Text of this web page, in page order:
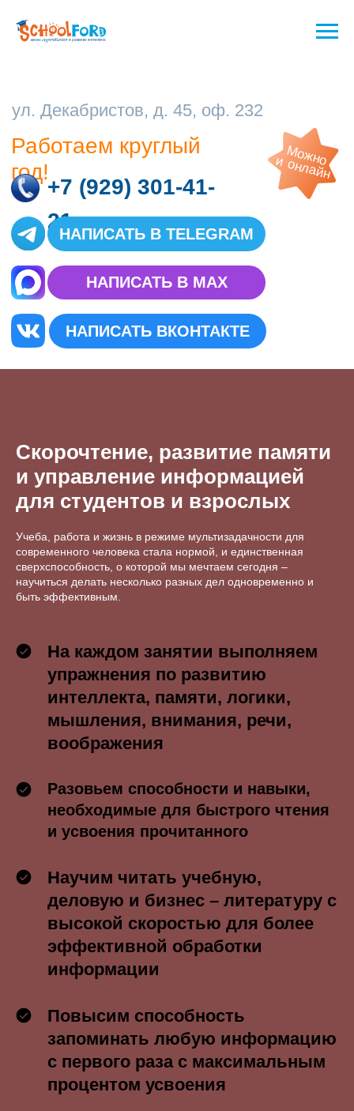
Работаем круглый
год!
+7 (929) 301-41-
21
НАПИСАТЬ В MAX
НАПИСАТЬ В TELEGRAM
Можно
и онлайн
НАПИСАТЬ ВКОНТАКТЕ
Скорочтение, развитие памяти
и управление информацией
для студентов и взрослых
Учеба, работа и жизнь в режиме мультизадачности для
современного человека стала нормой, и единственная
сверхспособность, о которой мы мечтаем сегодня –
научиться делать несколько разных дел одновременно и
быть эффективным.
На каждом занятии выполняем
упражнения по развитию
интеллекта, памяти, логики,
мышления, внимания, речи,
воображения
Разовьем способности и навыки,
необходимые для быстрого чтения
и усвоения прочитанного
Научим читать учебную,
деловую и бизнес – литературу с
высокой скоростью для более
эффективной обработки
информации
Повысим способность
запоминать любую информацию
с первого раза с максимальным
процентом усвоения